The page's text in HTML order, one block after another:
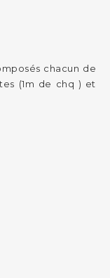
chacun de
(1m de chq ) et